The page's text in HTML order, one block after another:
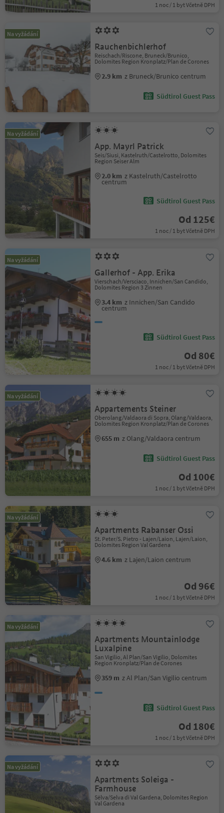
1 noc / 1 byt Včetně DPH
Na vyžádání
Rauchenbichlerhof
Reischach/Riscone, Bruneck/Brunico,
Dolomites Region Kronplatz/Plan de Corones
2.9 km z Bruneck/Brunico centrum
Südtirol Guest Pass
Na vyžádání
App. Mayrl Patrick
Seis/Siusi, Kastelruth/Castelrotto, Dolomites
Region Seiser Alm
2.0 km z Kastelruth/Castelrotto
centrum
Südtirol Guest Pass
Od 125€
1 noc / 1 byt Včetně DPH
Na vyžádání
Gallerhof - App. Erika
Vierschach/Versciaco, Innichen/San Candido,
Dolomites Region 3 Zinnen
3.4 km z Innichen/San Candido
centrum
Südtirol Guest Pass
Od 80€
1 noc / 1 byt Včetně DPH
Na vyžádání
Appartements Steiner
Oberolang/Valdaora di Sopra, Olang/Valdaora,
Dolomites Region Kronplatz/Plan de Corones
655 m z Olang/Valdaora centrum
Südtirol Guest Pass
Od 100€
1 noc / 1 byt Včetně DPH
Na vyžádání
Apartments Rabanser Ossi
St. Peter/S. Pietro - Lajen/Laion, Lajen/Laion,
Dolomites Region Val Gardena
4.6 km z Lajen/Laion centrum
Od 96€
1 noc / 1 byt Včetně DPH
Na vyžádání
Apartments Mountainlodge
Luxalpine
San Vigilio, Al Plan/San Vigilio, Dolomites
Region Kronplatz/Plan de Corones
359 m z Al Plan/San Vigilio centrum
Südtirol Guest Pass
Od 180€
1 noc / 1 byt Včetně DPH
Na vyžádání
Apartments Soleiga -
Farmhouse
Sëlva/Selva di Val Gardena, Dolomites Region
Val Gardena